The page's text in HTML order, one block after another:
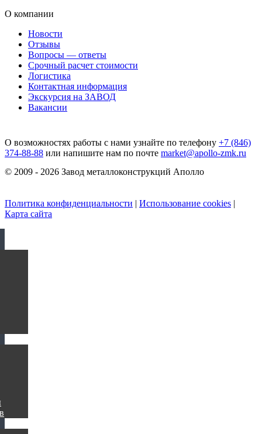
О компании
Новости
Отзывы
Вопросы — ответы
Срочный расчет стоимости
Логистика
Контактная информация
Экскурсия на ЗАВОД
Вакансии
О возможностях работы с нами узнайте по телефону +7 (846)
374-88-88 или напишите нам по почте market@apollo-zmk.ru
© 2009 - 2026 Завод металлоконструкций Аполло
Политика конфиденциальности Использование cookies
Карта сайта